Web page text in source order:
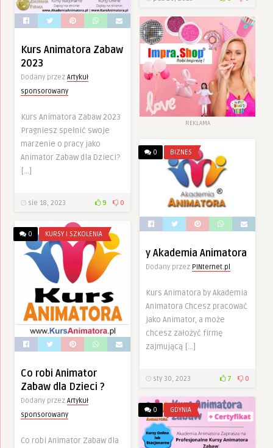
Kurs Animatora Zabaw
2023
Dodany przez Artykuł
sponsorowany
Kurs Animatora Zabaw 2023
Pragniesz spełnić swoje
marzenie o pracy jako
Animator Zabaw dla Dzieci?
[…]
sie 18, 2023 9 0
REKLAMA
0 BIZNES
y Akademia Animatora
Dodany przez PINternet.pl
Kurs Animatora by Akademia
Animatora Chcesz pracować
jako Animator, a może
chcesz założyć firmę
zajmującą […]
sty 30, 2023 7 0
0 KURSY I SZKOLENIA
Co robi Animator
Zabaw dla Dzieci ?
Dodany przez Artykuł
sponsorowany
Co robi Animator Zabaw dla
0 GDYNIA